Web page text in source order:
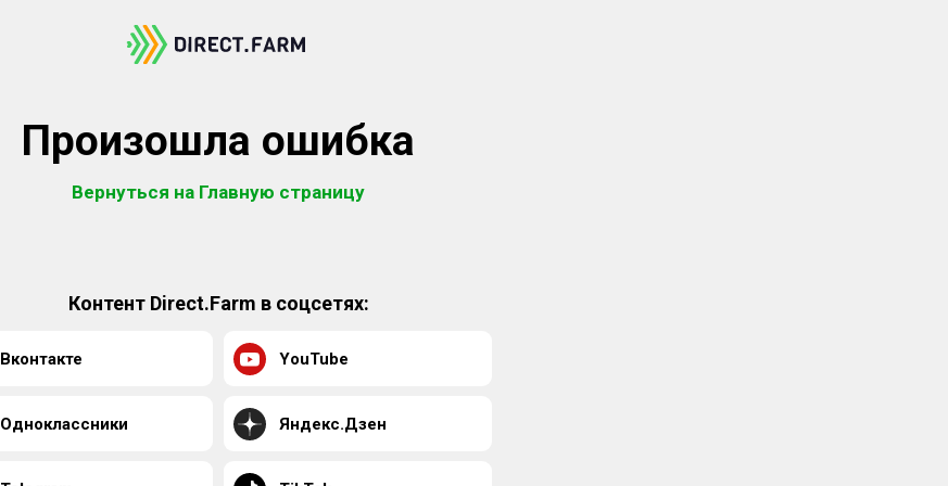
Произошла ошибка
Вернуться на Главную страницу
Контент Direct.Farm в соцсетях:
Вконтакте YouTube
Одноклассники Яндекс.Дзен